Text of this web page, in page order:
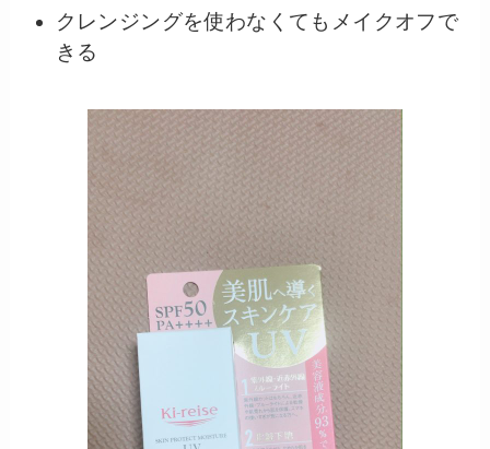
クレンジングを使わなくてもメイクオフで
きる